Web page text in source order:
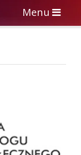
Toggle
navigation
Menu